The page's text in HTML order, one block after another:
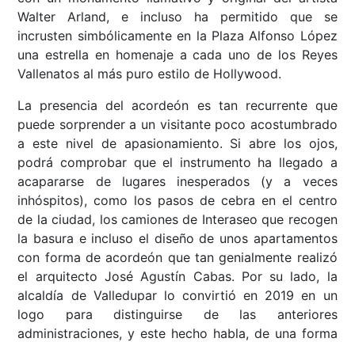
Walter Arland, e incluso ha permitido que se
incrusten simbólicamente en la Plaza Alfonso López
una estrella en homenaje a cada uno de los Reyes
Vallenatos al más puro estilo de Hollywood.
La presencia del acordeón es tan recurrente que
puede sorprender a un visitante poco acostumbrado
a este nivel de apasionamiento. Si abre los ojos,
podrá comprobar que el instrumento ha llegado a
acapararse de lugares inesperados (y a veces
inhóspitos), como los pasos de cebra en el centro
de la ciudad, los camiones de Interaseo que recogen
la basura e incluso el diseño de unos apartamentos
con forma de acordeón que tan genialmente realizó
el arquitecto José Agustín Cabas. Por su lado, la
alcaldía de Valledupar lo convirtió en 2019 en un
logo para distinguirse de las anteriores
administraciones, y este hecho habla, de una forma